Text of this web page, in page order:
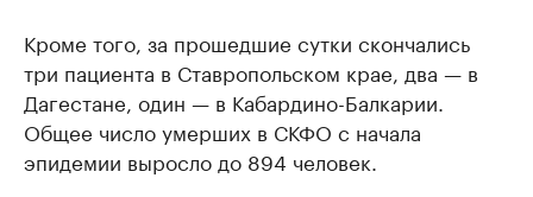
Кроме того, за прошедшие сутки скончались
три пациента в Ставропольском крае, два — в
Дагестане, один — в Кабардино-Балкарии.
Общее число умерших в СКФО с начала
эпидемии выросло до 894 человек.